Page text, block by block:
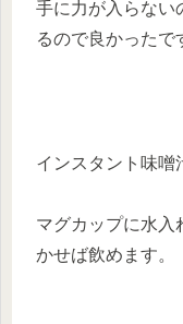
手に力が入らない
るので良かったで
インスタント味噌
マグカップに水入
かせば飲めます。